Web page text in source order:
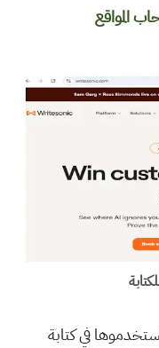
المواقع
في كتابة